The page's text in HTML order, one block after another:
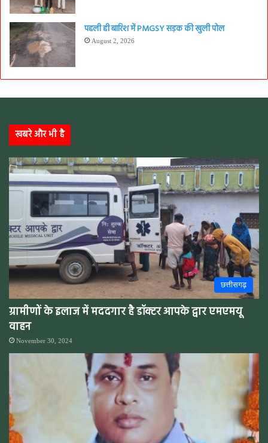
पहली ही बारिश में PMGSY सड़क की खुली पोल
August 2, 2026
खबरे और भी है
छत्तीसगढ़
ग्रामीणों के इलाज में मददगार है डॉक्टर आपके द्वार एमएमयू
वाहन
November 30, 2024